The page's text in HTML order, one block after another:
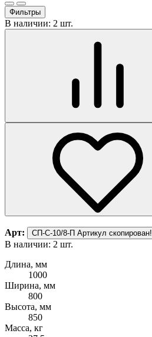
Фильтры
В наличии: 2 шт.
Арт: СП-С-10/8-П Артикул скопирован!
В наличии: 2 шт.
Длина, мм
1000
Ширина, мм
800
Высота, мм
850
Масса, кг